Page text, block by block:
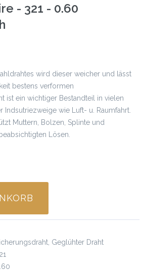
- 321 - 0.60
wird dieser weicher und lässt
bestens verformen
ist ein wichtiger Bestandteil in vielen
Indsutriezweige wie Luft- u. Raumfahrt.
Muttern, Bolzen, Splinte und
Lösen.
Geglühter Draht